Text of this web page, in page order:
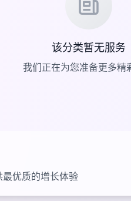
该分类暂无服务
我们正在为您准备更多精
优质的增长体验